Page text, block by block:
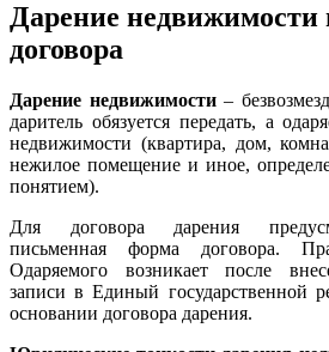
Дарение недвижимости
договора
Дарение недвижимости–
даритель обязуется передать, а
недвижимости (квартира, дом,
нежилое помещение и иное,
понятием).
Для договора дарения
письменная форма договора.
Одаряемого возникает после
записи в Единый государственной
основании договора дарения.